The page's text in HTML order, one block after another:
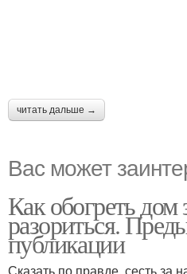
читать дальше →
Вас может
Как обогреть
разориться.
публикации